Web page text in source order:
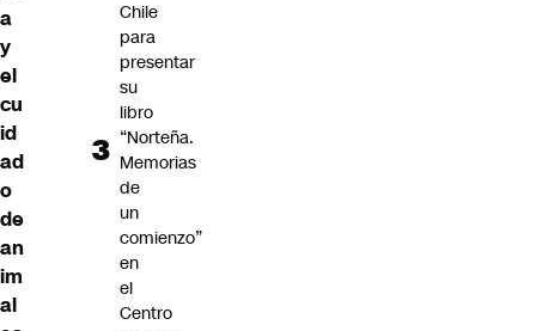
a
y
el
cu
id
ad
o
de
an
im
al
Chile
para
presentar
su
libro
“Norteña.
Memorias
de
un
comienzo”
en
el
Centro